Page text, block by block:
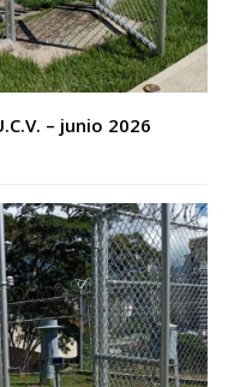
– junio 2026